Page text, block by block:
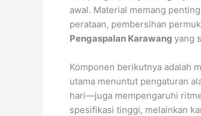
awal. Material memang
perataan, pembersihan
Pengaspalan Karawang yang
Komponen berikutnya adalah
utama menuntut pengaturan
hari—juga mempengaruhi
spesifikasi tinggi, melainkan